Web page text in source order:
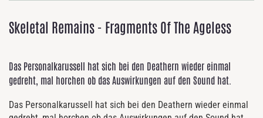
Skeletal Remains - Fragments Of The Ageless
Das Personalkarussell hat sich bei den Deathern wieder einmal
gedreht, mal horchen ob das Auswirkungen auf den Sound hat.
Das Personalkarussell hat sich bei den Deathern wieder einmal